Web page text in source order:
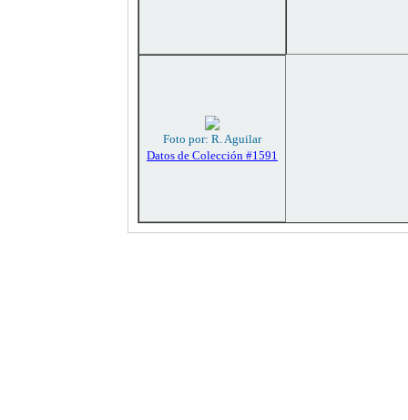
Foto por: R. Aguilar
Datos de Colección #1591